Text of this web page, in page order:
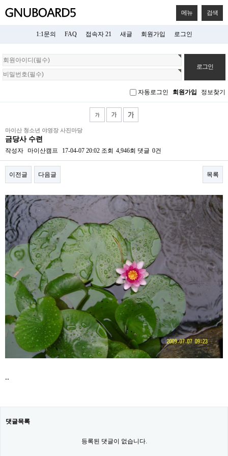
메뉴 검색
1:1문의 FAQ 접속자 21 새글 회원가입 로그인
회
원
로
자동로그인 회원가입 정보찾기
마이산 청소년 야영장 사진마당
금당사 수련
작성자 마이산캠프 17-04-07 20:02 조회 4,946회 댓글 0건
이전글 다음글 목록
본문
..
댓글목록
등록된 댓글이 없습니다.